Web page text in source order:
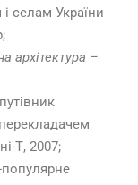
селам України
архітектура –
Т, 2007;